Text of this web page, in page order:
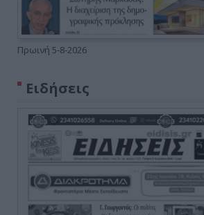
Πρωινή 5-8-2026
Ειδήσεις